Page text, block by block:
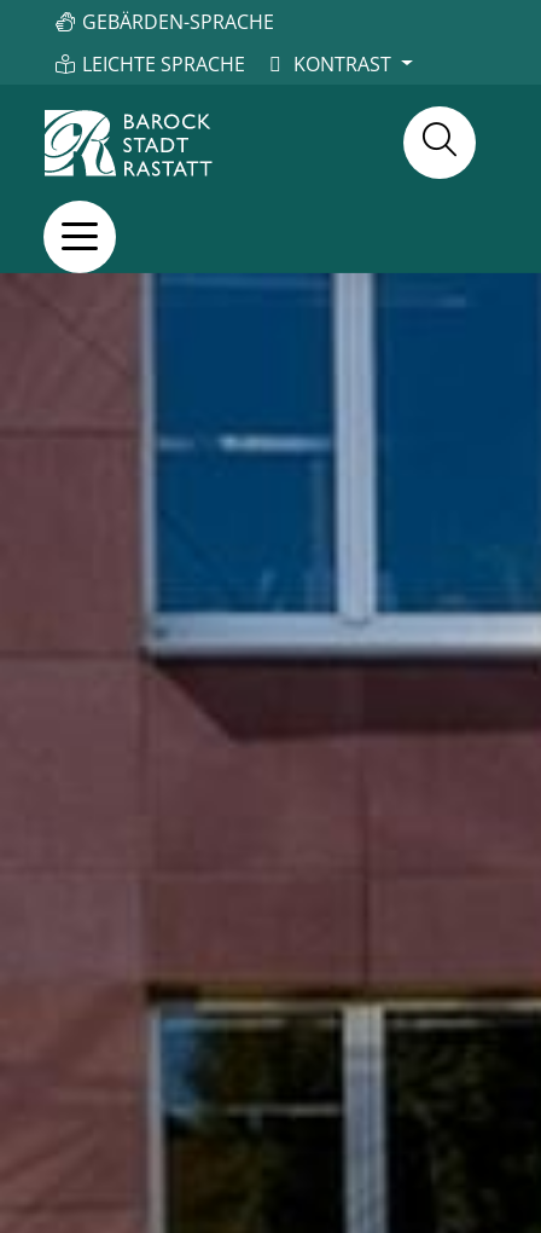
GEBÄRDEN-SPRACHE
LEICHTE SPRACHE
KONTRAST